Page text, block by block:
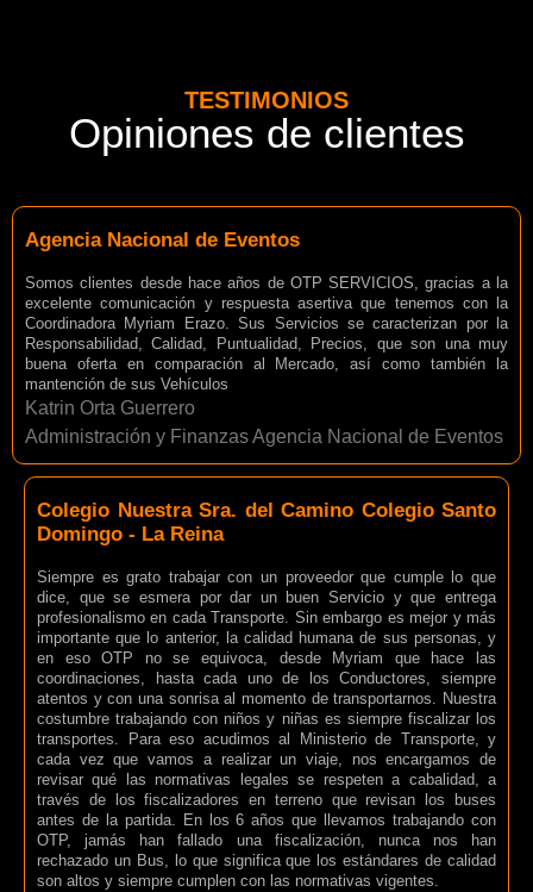
TESTIMONIOS
Opiniones de clientes
Agencia Nacional de Eventos
Somos clientes desde hace años de OTP SERVICIOS, gracias a la
excelente comunicación y respuesta asertiva que tenemos con la
Coordinadora Myriam Erazo. Sus Servicios se caracterizan por la
Responsabilidad, Calidad, Puntualidad, Precios, que son una muy
buena oferta en comparación al Mercado, así como también la
mantención de sus Vehículos
Katrin Orta Guerrero
Administración y Finanzas Agencia Nacional de Eventos
Colegio Nuestra Sra. del Camino Colegio Santo
Domingo - La Reina
Siempre es grato trabajar con un proveedor que cumple lo que
dice, que se esmera por dar un buen Servicio y que entrega
profesionalismo en cada Transporte. Sin embargo es mejor y más
importante que lo anterior, la calidad humana de sus personas, y
en eso OTP no se equivoca, desde Myriam que hace las
coordinaciones, hasta cada uno de los Conductores, siempre
atentos y con una sonrisa al momento de transportarnos. Nuestra
costumbre trabajando con niños y niñas es siempre fiscalizar los
transportes. Para eso acudimos al Ministerio de Transporte, y
cada vez que vamos a realizar un viaje, nos encargamos de
revisar qué las normativas legales se respeten a cabalidad, a
través de los fiscalizadores en terreno que revisan los buses
antes de la partida. En los 6 años que llevamos trabajando con
OTP, jamás han fallado una fiscalización, nunca nos han
rechazado un Bus, lo que significa que los estándares de calidad
son altos y siempre cumplen con las normativas vigentes.